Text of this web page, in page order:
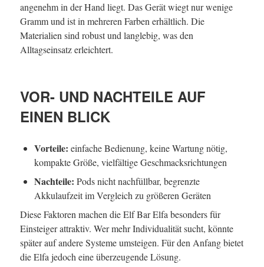
angenehm in der Hand liegt. Das Gerät wiegt nur wenige
Gramm und ist in mehreren Farben erhältlich. Die
Materialien sind robust und langlebig, was den
Alltagseinsatz erleichtert.
VOR- UND NACHTEILE AUF
EINEN BLICK
Vorteile: einfache Bedienung, keine Wartung nötig,
kompakte Größe, vielfältige Geschmacksrichtungen
Nachteile: Pods nicht nachfüllbar, begrenzte
Akkulaufzeit im Vergleich zu größeren Geräten
Diese Faktoren machen die Elf Bar Elfa besonders für
Einsteiger attraktiv. Wer mehr Individualität sucht, könnte
später auf andere Systeme umsteigen. Für den Anfang bietet
die Elfa jedoch eine überzeugende Lösung.